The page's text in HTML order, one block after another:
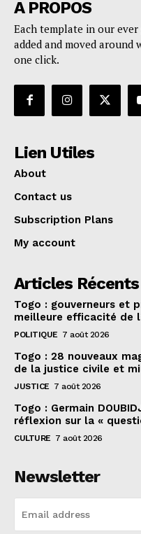
A PROPOS
Each template in our
added and moved
one click.
Lien Utiles
About
Contact us
Subscription Plans
My account
Articles Récents
Togo : gouverneurs et
meilleure efficacité de
POLITIQUE 7 août 2026
Togo : 28 nouveaux
de la justice civile et
JUSTICE 7 août 2026
Togo : Germain
réflexion sur la «
CULTURE 7 août 2026
Newsletter